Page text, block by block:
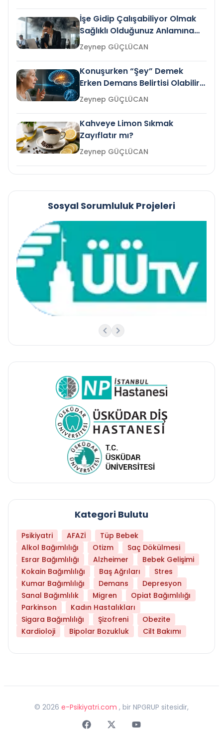
İşe Gidip Çalışabiliyor Olmak
Sağlıklı Olduğunuz Anlamına
Gelir mi?Zeynep GÜÇLÜCAN
Konuşurken “Şey” Demek
Erken Demans Belirtisi Olabilir
mi?
Zeynep GÜÇLÜCAN
Kahveye Limon Sıkmak
Zayıflatır mı?
Zeynep GÜÇLÜCAN
Sosyal Sorumluluk Projeleri
Kategori Bulutu
Psikiyatri AFAZİ
Tüp Bebek
Alkol Bağımlılığı
Otizm
Saç Dökülmesi
Esrar Bağımlılığı
Alzheimer
Bebek Gelişimi
Kokain Bağımlılığı
Baş Ağrıları
Stres
Kumar Bağımlılığı
Demans
Depresyon
Sanal Bağımlılık
Migren
Opiat Bağımlılığı
Parkinson
Kadın Hastalıkları
Sigara Bağımlılığı
Şizofreni
Obezite
Kardioloji
Bipolar Bozukluk Cilt Bakımı
© 2026 e-Psikiyatri.com , bir NPGRUP sitesidir,